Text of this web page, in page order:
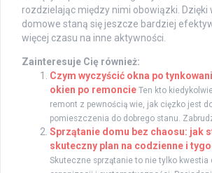
rozdzielając między nimi obowiązki. Dzięki
domowe staną się jeszcze bardziej
więcej czasu na inne aktywności.
Zainteresuje Cię również:
Czym wyczyścić okna po
okien po remoncie Ten kto
remont z pewnością wie, jak cięzko jest
pomieszczenia do dobrego stanu.
Sprzątanie domu bez chaosu: jak
skuteczny plan na codzienne i
Skuteczne sprzątanie to nie tylko